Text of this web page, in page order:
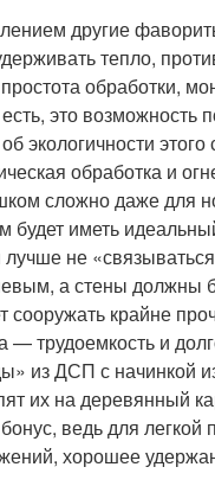
другие
тепло,
обработки,
это
экологичности
обработка и
сложно даже для
будет иметь
не
а стены должны
крайне
трудоемкость и
из ДСП с начинкой
их на деревянный
ведь для
хорошее